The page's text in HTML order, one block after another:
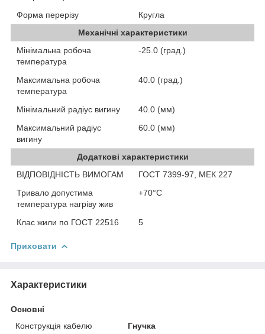
Форма перерізу
Кругла
Механічні характеристики
Мінімальна робоча
температура
-25.0 (град.)
Максимальна робоча
температура
40.0 (град.)
Мінімальний радіус вигину
40.0 (мм)
Максимальний радіус
вигину
60.0 (мм)
Додаткові характеристики
ВІДПОВІДНІСТЬ ВИМОГАМ
ГОСТ 7399-97, МЕК 227
Тривало допустима
температура нагріву жив
+70°С
Клас жили по ГОСТ 22516 5
Приховати
Характеристики
Основні
Конструкція кабелю
Гнучка